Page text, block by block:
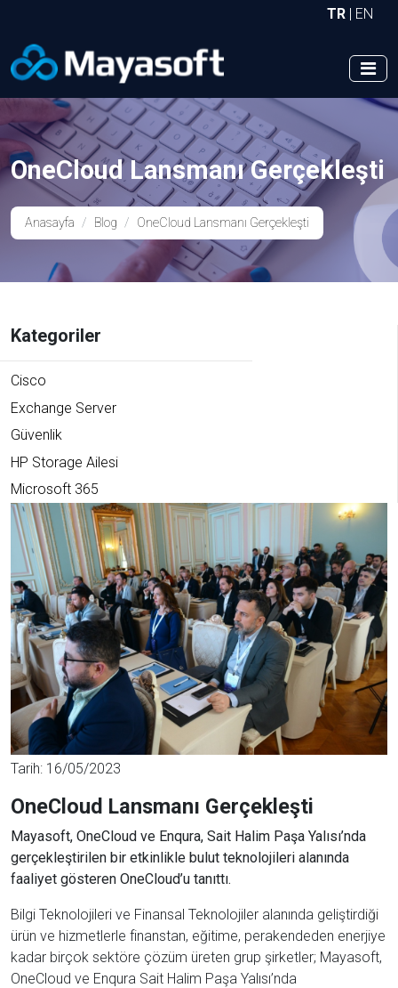
TR | EN
OneCloud Lansmanı Gerçekleşti
Anasayfa Blog OneCloud Lansmanı Gerçekleşti
Kategoriler
Cisco
Exchange Server
Güvenlik
HP Storage Ailesi
Microsoft 365
Tarih: 16/05/2023
OneCloud Lansmanı Gerçekleşti
Mayasoft, OneCloud ve Enqura, Sait Halim Paşa Yalısı’nda
gerçekleştirilen bir etkinlikle bulut teknolojileri alanında
faaliyet gösteren OneCloud’u tanıttı.
Bilgi Teknolojileri ve Finansal Teknolojiler alanında geliştirdiği
ürün ve hizmetlerle finanstan, eğitime, perakendeden enerjiye
kadar birçok sektöre çözüm üreten grup şirketler; Mayasoft,
OneCloud ve Enqura Sait Halim Paşa Yalısı’nda
Online